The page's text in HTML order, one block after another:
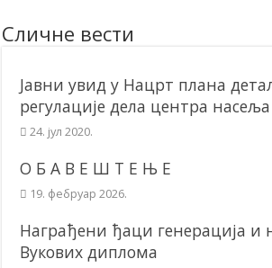
Сличне вести
Јавни увид у Нацрт плана
регулације дела центра
24. јул 2020.
О Б А В Е Ш Т Е Њ Е
19. фебруар 2026.
Награђени ђаци генерација и
Вукових диплома